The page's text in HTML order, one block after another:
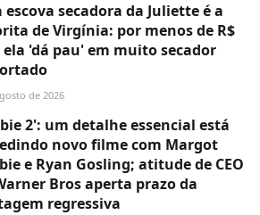
escova secadora da Juliette é a
de Virgínia: por menos de R$
ela 'dá pau' em muito secador
de 2026
2': um detalhe essencial está
novo filme com Margot
e Ryan Gosling; atitude de CEO
Bros aperta prazo da
regressiva